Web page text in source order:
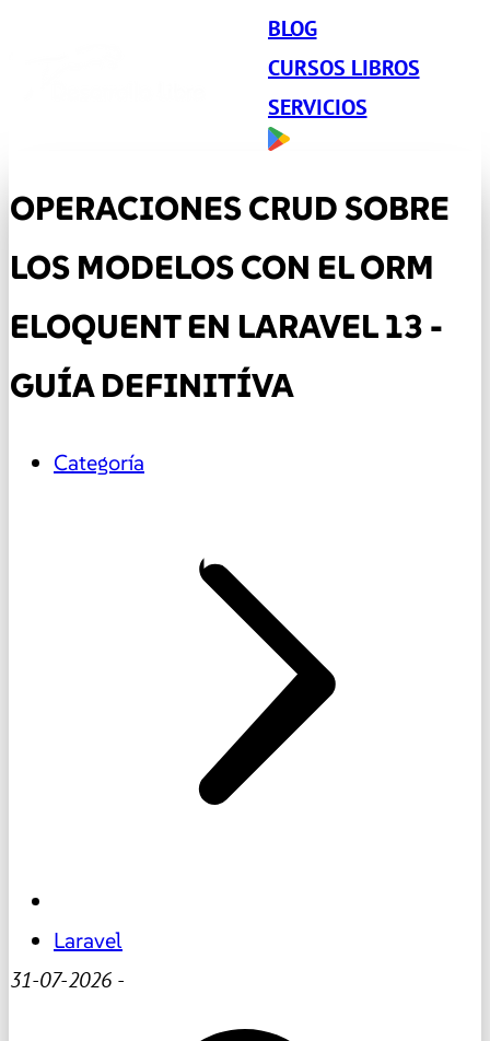
BLOG
CURSOS LIBROS
SERVICIOS
OPERACIONES CRUD SOBRE
LOS MODELOS CON EL ORM
ELOQUENT EN LARAVEL 13 -
GUÍA DEFINITÍVA
Categoría
Laravel
31-07-2026 -